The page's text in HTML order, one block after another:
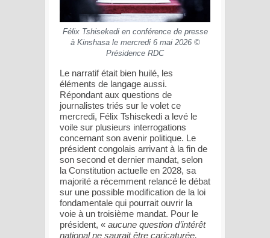
Félix Tshisekedi en conférence de presse
à Kinshasa le mercredi 6 mai 2026 ©
Présidence RDC
Le narratif était bien huilé, les
éléments de langage aussi.
Répondant aux questions de
journalistes triés sur le volet ce
mercredi, Félix Tshisekedi a levé le
voile sur plusieurs interrogations
concernant son avenir politique. Le
président congolais arrivant à la fin de
son second et dernier mandat, selon
la Constitution actuelle en 2028, sa
majorité a récemment relancé le débat
sur une possible modification de la loi
fondamentale qui pourrait ouvrir la
voie à un troisième mandat. Pour le
président, « aucune question d’intérêt
national ne saurait être caricaturée,